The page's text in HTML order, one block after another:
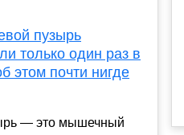
пузырь
только один раз в
этом почти нигде
— это мышечный